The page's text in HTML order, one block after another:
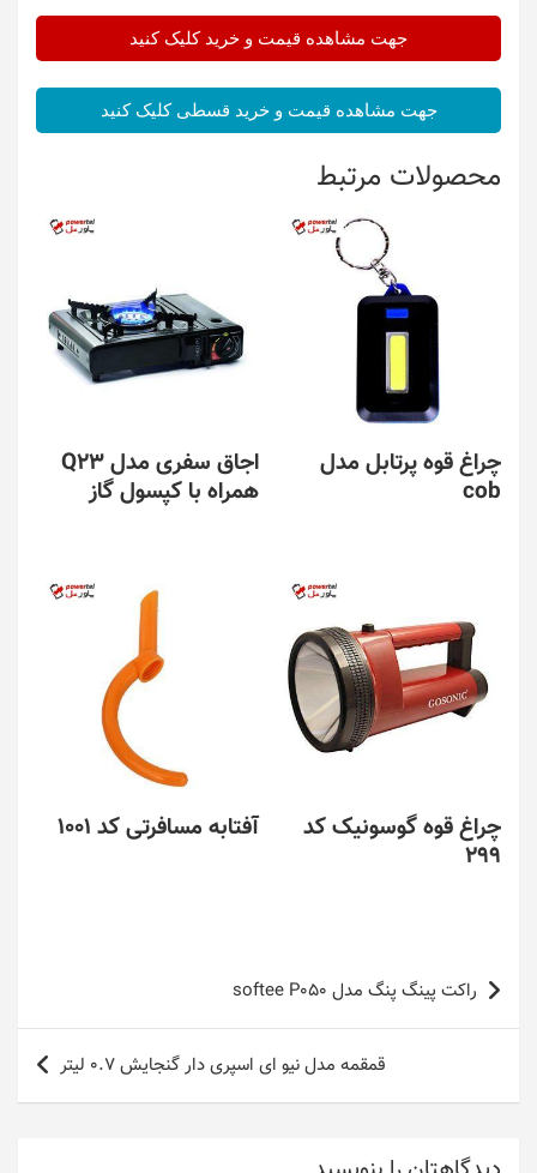
جهت مشاهده قیمت و خرید کلیک کنید
جهت مشاهده قیمت و خرید قسطی کلیک کنید
محصولات مرتبط
چراغ قوه پرتابل مدل
cob
اجاق سفری مدل Q23
همراه با کپسول گاز
چراغ قوه گوسونیک کد
299
آفتابه مسافرتی کد 1001
راهبری
نوشته
راکت پینگ پنگ مدل softee P050
قمقمه مدل نیو ای اسپری دار گنجایش 0.7 لیتر